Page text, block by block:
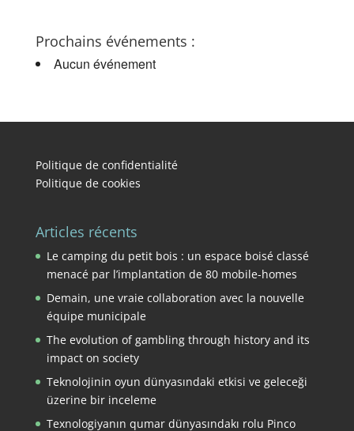
Prochains événements :
Aucun événement
Politique de confidentialité
Politique de cookies
Articles récents
Le camping du petit bois : un espace boisé classé
menacé par l’implantation de 80 mobile-homes
Demain, une vraie collaboration avec la nouvelle
équipe municipale
The evolution of gambling through history and its
impact on society
Teknolojinin oyun dünyasındaki etkisi ve geleceği
üzerine bir inceleme
Texnologiyanın qumar dünyasındakı rolu Pinco